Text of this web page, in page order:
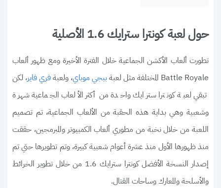
حول لعبة كونترا سترايك 1.6 الأصلية
تطورت ألعاب الأكشن الجماعية خلال الفترة الأخيرة ومع ظهور ألعاب
Battle Royale المختلفة مثل لعبة
ببجي موباي، ولعبةفري فاير، لكن
تبقي لعبة كونترا سترايك واحدة من أكثر الألعاب الجماعية شهرة
وشعبية وهي بداية هذه الحقبة من الألعاب الجماعية، تم تصميم
اللعبة من خلال نخبة من مطوري ألعاب الكمبيوتر والمبرمجين، حققت
منذ ظهورها الأول منذ عشرة أعوام شعبية كبيرة، وتم تطويرها حتي تم
إصدار النسخة الأفضل كونترا سترايك 1.6 من خلال تطوير الخرائط
والأسلحة والمعارك وساحات القتال.